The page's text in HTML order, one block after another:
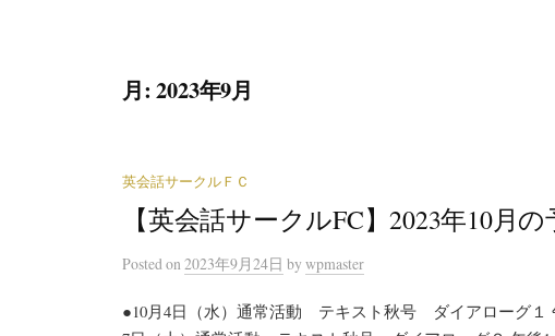
月:2023年9月
英会話サークルＦＣ
【英会話サークルFC】2023年10月の
Postedon 2023年9月24日 by wpmaster
●10月4日（水）通常活動 テキスト秋号 ダイアローグ１